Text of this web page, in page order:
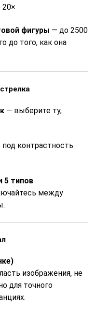
20×
фигуры — до 2500
до того, как она
— выберите ту,
контрастность
5 типов
между
изображения, не
для точного